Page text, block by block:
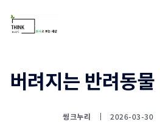
버려지는 반려동
씽크누리 2026-03-30